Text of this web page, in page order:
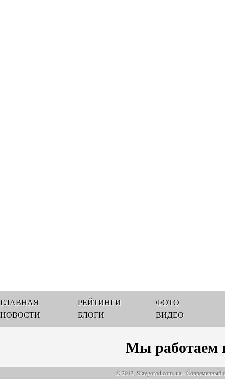
ГЛАВНАЯ
НОВОСТИ
РЕЙТИНГИ
БЛОГИ
ФОТО
ВИДЕО
Мы работаем
© 2013, Slavgorod.com..ua - Современный